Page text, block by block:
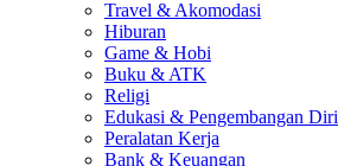
Travel & Akomodasi
Hiburan
Game & Hobi
Buku & ATK
Religi
Edukasi & Pengembangan Diri
Peralatan Kerja
Bank & Keuangan